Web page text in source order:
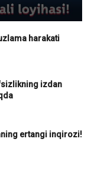
harakati
izdan
ertangi inqirozi!